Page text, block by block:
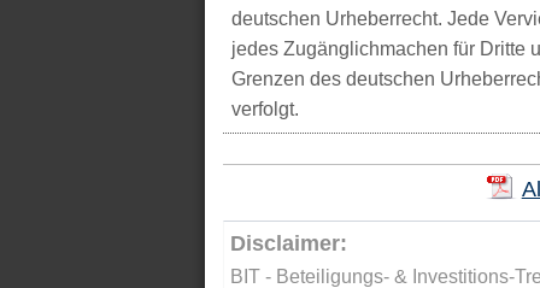
deutschen Urheberrecht. Jede
jedes Zugänglichmachen für Dritte
Grenzen des deutschen
verfolgt.
Disclaimer:
BIT - Beteiligungs- & Investitions-